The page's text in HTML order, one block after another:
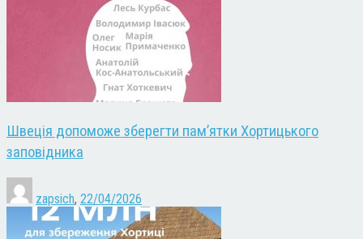
Швеція допоможе зберегти пам’ятки Хортицького
заповідника
zapsich, 22/04/2026